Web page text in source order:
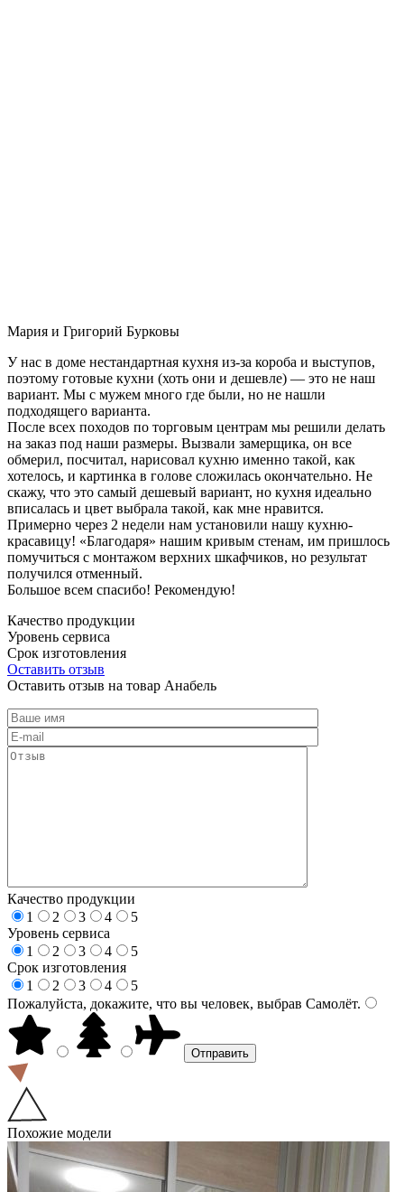
Мария и Григорий Бурковы
У нас в доме нестандартная кухня из-за короба и выступов,
поэтому готовые кухни (хоть они и дешевле) — это не наш
вариант. Мы с мужем много где были, но не нашли
подходящего варианта.
После всех походов по торговым центрам мы решили делать
на заказ под наши размеры. Вызвали замерщика, он все
обмерил, посчитал, нарисовал кухню именно такой, как
хотелось, и картинка в голове сложилась окончательно. Не
скажу, что это самый дешевый вариант, но кухня идеально
вписалась и цвет выбрала такой, как мне нравится.
Примерно через 2 недели нам установили нашу кухню-
красавицу! «Благодаря» нашим кривым стенам, им пришлось
помучиться с монтажом верхних шкафчиков, но результат
получился отменный.
Большое всем спасибо! Рекомендую!
Качество продукции
Уровень сервиса
Срок изготовления
Оставить отзыв
Оставить отзыв на товар Анабель
Качество продукции
1
2 3 4
5
Уровень сервиса
1
2 3 4
5
Срок изготовления
1
2 3 4
5
Пожалуйста, докажите, что вы человек, выбрав Самолёт.
Похожие модели